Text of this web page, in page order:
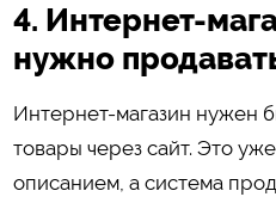
4. Интернет-
нужно
Интернет-магазин нужен
товары через сайт. Это
описанием, а система